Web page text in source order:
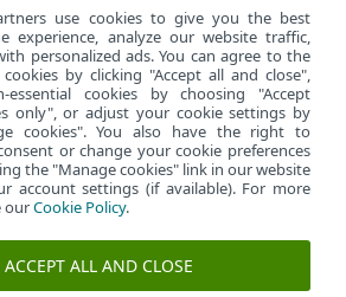
use cookies to give you the best
experience, analyze our website traffic,
personalized ads. You can agree to the
by clicking "Accept all and close",
essential cookies by choosing "Accept
only", or adjust your cookie settings by
cookies". You also have the right to
or change your cookie preferences
the "Manage cookies" link in our website
account settings (if available). For more
ourCookie Policy.
ACCEPT ALL AND CLOSE